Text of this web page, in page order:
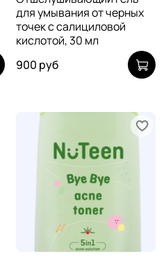
для умывания от черных
точек с салициловой
кислотой, 30 мл
900 руб